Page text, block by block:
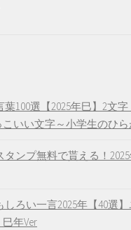
100選【2025年巳】2文字
いい文字～小学生のひら
タンプ無料で貰える！
しろい一言2025年【40選
年Ver